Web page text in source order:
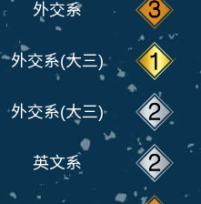
外交系
外交系(大三)
外交系(大三)
英文系